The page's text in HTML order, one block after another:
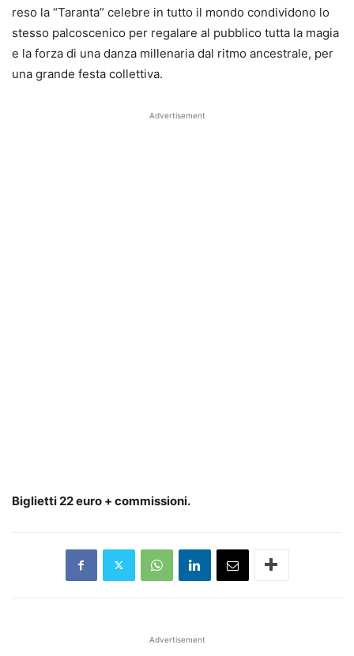
reso la “Taranta” celebre in tutto il mondo condividono lo
stesso palcoscenico per regalare al pubblico tutta la magia
e la forza di una danza millenaria dal ritmo ancestrale, per
una grande festa collettiva.
Advertisement
Biglietti 22 euro + commissioni.
Advertisement